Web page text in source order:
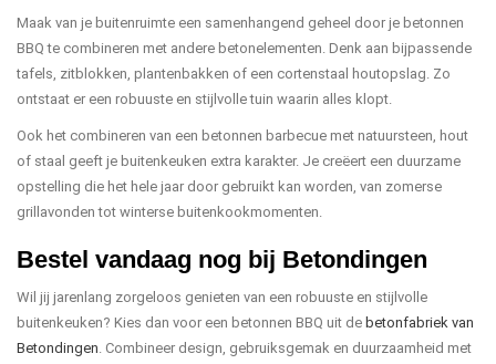
Maak van je buitenruimte een samenhangend geheel door je betonnen
BBQ te combineren met andere betonelementen. Denk aan bijpassende
tafels, zitblokken, plantenbakken of een cortenstaal houtopslag. Zo
ontstaat er een robuuste en stijlvolle tuin waarin alles klopt.
Ook het combineren van een betonnen barbecue met natuursteen, hout
of staal geeft je buitenkeuken extra karakter. Je creëert een duurzame
opstelling die het hele jaar door gebruikt kan worden, van zomerse
grillavonden tot winterse buitenkookmomenten.
Bestel vandaag nog bij Betondingen
Wil jij jarenlang zorgeloos genieten van een robuuste en stijlvolle
buitenkeuken? Kies dan voor een betonnen BBQ uit de betonfabriek van
Betondingen. Combineer design, gebruiksgemak en duurzaamheid met